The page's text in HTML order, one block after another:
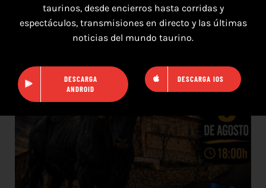
taurinos, desde encierros hasta corridas y
espectáculos, transmisiones en directo y las últimas
noticias del mundo taurino.
DESCARGA
ANDROID
DESCARGA IOS